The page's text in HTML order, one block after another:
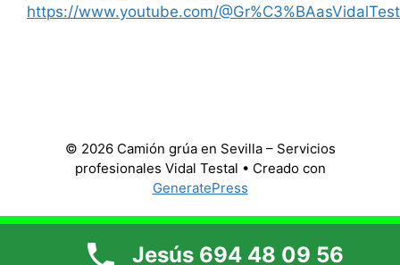
https://www.youtube.com/
© 2026 Camión grúa en Sevilla – Servicios
profesionales Vidal Testal • Creado con
GeneratePress
Jesús 694 48 09 56